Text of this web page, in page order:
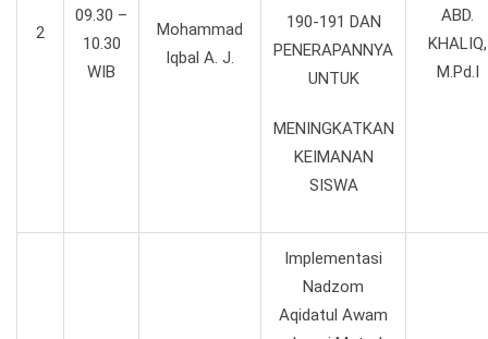
2
09.30 –
10.30
WIB
Mohammad
Iqbal A. J.
190-191 DAN
PENERAPANNYA
UNTUK
MENINGKATKAN
KEIMANAN
SISWA
ABD.
KHALIQ,
M.Pd.I
Implementasi
Nadzom
Aqidatul Awam